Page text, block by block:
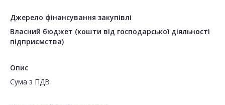
Джерело фінансування закупівлі
Власний бюджет (кошти від господарської діяльності
підприємства)
Опис
Сума з ПДВ